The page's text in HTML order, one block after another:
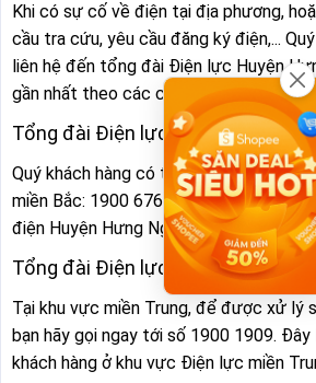
Khi có sự cố về điện tại địa phương,
cầu tra cứu, yêu cầu đăng ký điện,...
liên hệ đến tổng đài Điện lực Huyện
gần nhất theo các cách sau:
Tổng đài Điện lực Miền Bắc:
Quý khách hàng có thể gọi ngay đến
miền Bắc: 1900 6769 để được hỗ trợ
điện Huyện Hưng Nguyên - Nghệ An
Tổng đài Điện lực Miền Trung:
Tại khu vực miền Trung, để được xử lý
bạn hãy gọi ngay tới số 1900 1909.
khách hàng ở khu vực Điện lực miền